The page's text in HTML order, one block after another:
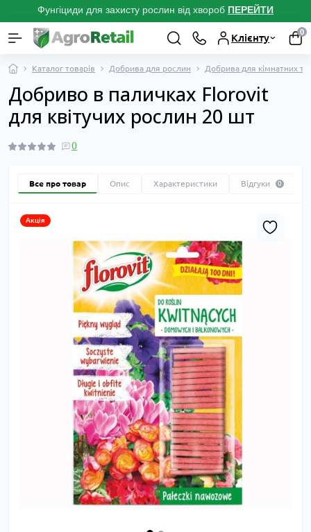
Фунгіциди для захисту рослин від хвороб ПЕРЕЙТИ
Клієнту
0
Каталог товарів Добрива для рослин Добрива для кімнатних та
Добриво в паличках Florovit
для квітучих рослин 20 шт
0
Все про товар Опис Характеристики Відгуки 0
Акція